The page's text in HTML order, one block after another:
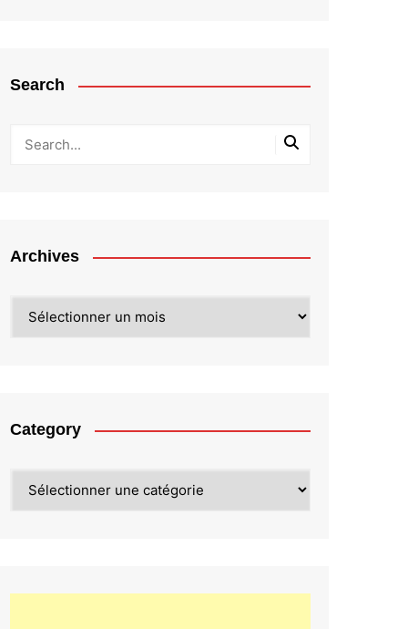
Search
Archives
Category